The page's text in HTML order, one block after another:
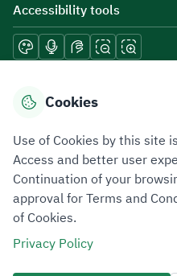
Accessibility tools
Download mobile
Privacy PolicyTerms of UseSite
All rights reserved 2026 ©
Developed and Maintained by
Cookies
Use of Cookies by this site
Access and better user
Continuation of your
approval for Terms and
of Cookies.
Privacy Policy